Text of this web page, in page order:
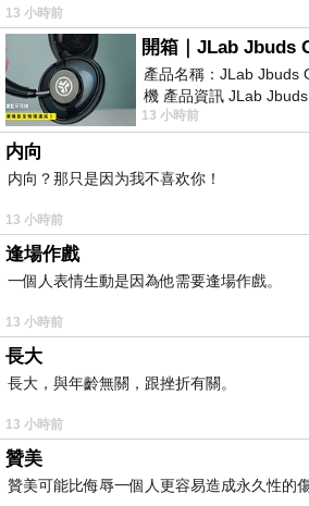
13 小時前
產品名稱：JLab Jbuds
機 產品資訊 JLab
耳機評語：非常有特色
13 小時前
内向
内向？那只是因为我不喜欢你！
13 小時前
逢場作戲
一個人表情生動是因為他需要逢場作戲。
13 小時前
長大
長大，與年齡無關，跟挫折有關。
13 小時前
贊美
贊美可能比侮辱一個人更容易造成永久性的傷